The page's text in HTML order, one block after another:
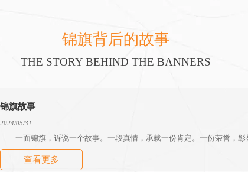
锦旗背后的故事
THE STORY BEHIND THE BANNERS
锦旗故事
2024/05/31
一面锦旗，诉说一个故事。一段真情，承载一份肯定。一份荣誉，
查看更多